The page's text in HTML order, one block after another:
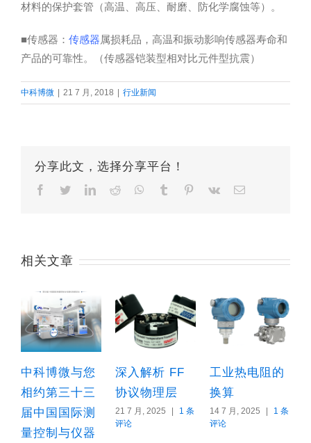
材料的保护套管（高温、高压、耐磨、防化学腐蚀等）。
■传感器： 传感器属损耗品，高温和振动影响传感器寿命和
产品的可靠性。（传感器铠装型相对比元件型抗震）
中科博微 21 7 月, 2018 行业新闻
分享此文，选择分享平台！
Facebook
TwitterLinkedIn
Reddit Whatsapp
Tumblr Pinterest
Vk Email
相关文章
中科博微与您
相约第三十三
届中国国际测
量控制与仪器
深入解析 FF
协议物理层
21 7 月, 2025 |
1 条
评论
工业热电阻的
换算
14 7 月, 2025 |
1 条
评论